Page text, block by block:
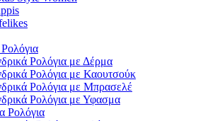
Ρολόγια με Δέρμα
Ρολόγια με Καουτσούκ
Ρολόγια με Μπρασελέ
Ρολόγια με Υφασμα
Ρολόγια